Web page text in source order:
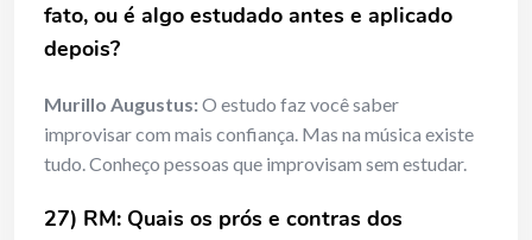
fato, ou é algo estudado antes e aplicado
depois?
Murillo Augustus:O estudo faz você saber
improvisar com mais confiança. Mas na música existe
tudo. Conheço pessoas que improvisam sem estudar.
27) RM: Quais os prós e contras dos